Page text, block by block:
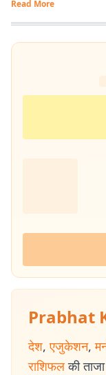
और पढ़ने में गहरी रुचि है.
हूं. फिर लंबे समय तक लाइफ
में भी गहरी रुचि है.
Read More
Prabhat
देश, एजुकेशन,
राशिफल की